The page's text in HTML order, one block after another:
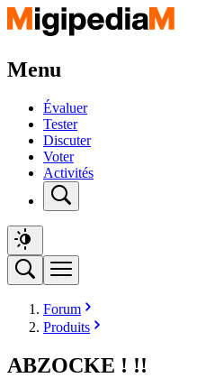
Menu
Évaluer
Tester
Discuter
Voter
Activités
Forum
Produits
ABZOCKE ! !!